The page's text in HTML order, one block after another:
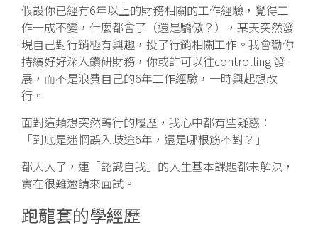
假設你已經有6年以上的財務相關的工作經驗，覺得工
作一成不變，什麼都會了（還是驕傲？），某天突然發
現自己對行銷極有興趣，投了行銷相關工作。我會勸你
持續好好深入鑽研財務，你或許可以往controlling 發
展，而不是浪費自己的6年工作經驗，一時興起想改
行。
面對這類想突然轉行的履歷，我心中都有些疑惑：
「到底是迷惘誤入歧途6年，還是哪根筋不對？」
都大人了，連「認識自我」的人生基本課題都未解決，
實在很難邀請來面試。
跑龍套的學經歷